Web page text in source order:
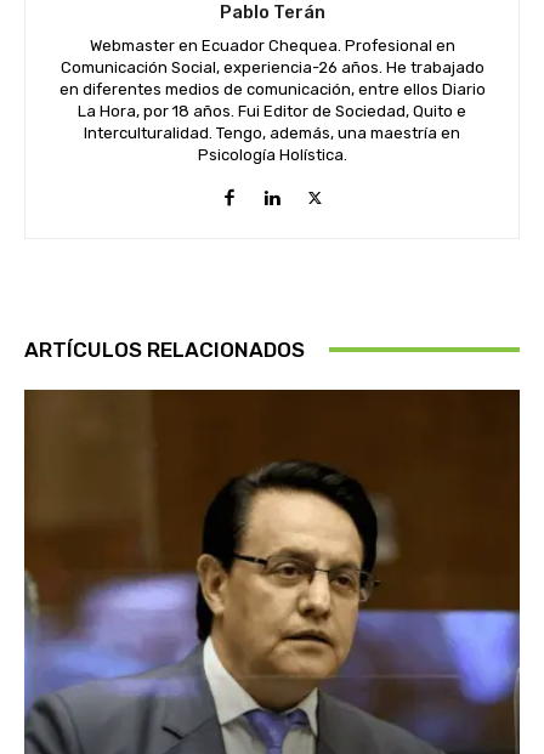
Pablo Terán
Webmaster en Ecuador Chequea. Profesional en
Comunicación Social, experiencia-26 años. He trabajado
en diferentes medios de comunicación, entre ellos Diario
La Hora, por 18 años. Fui Editor de Sociedad, Quito e
Interculturalidad. Tengo, además, una maestría en
Psicología Holística.
ARTÍCULOS RELACIONADOS